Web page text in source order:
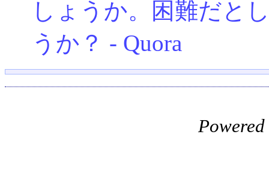
しょうか。困難だと
うか？ - Quora